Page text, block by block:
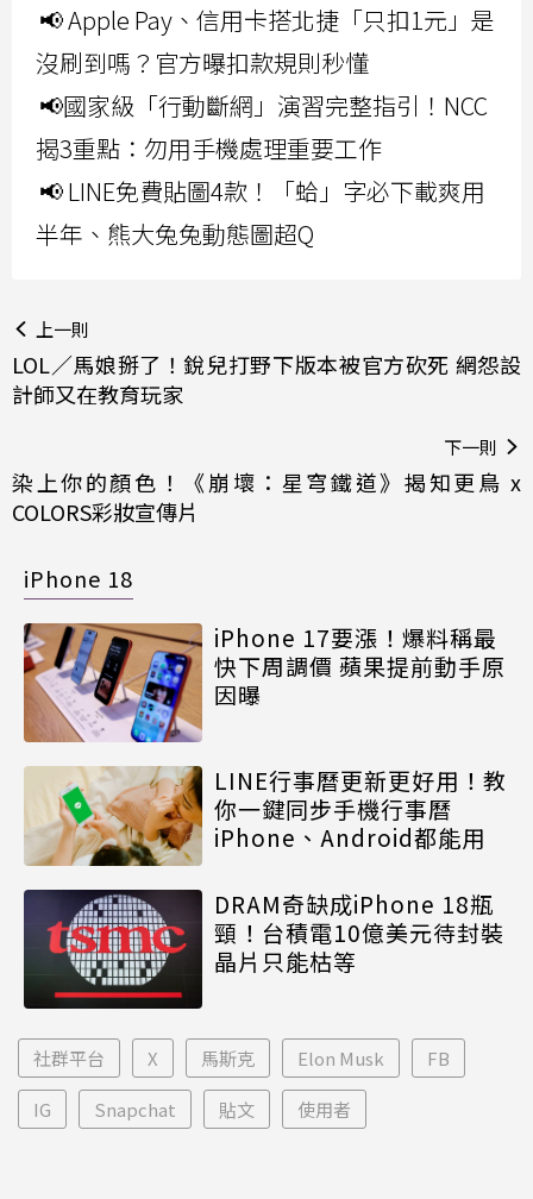
📢 Apple Pay、信用卡搭北捷「只扣1元」是
沒刷到嗎？官方曝扣款規則秒懂
📢國家級「行動斷網」演習完整指引！NCC
揭3重點：勿用手機處理重要工作
📢 LINE免費貼圖4款！「蛤」字必下載爽用
半年、熊大兔兔動態圖超Q
上一則
LOL／馬娘掰了！銳兒打野下版本被官方砍死 網怨設
計師又在教育玩家
下一則
染上你的顏色！《崩壞：星穹鐵道》揭知更鳥 x
COLORS彩妝宣傳片
iPhone 18
iPhone 17要漲！爆料稱最
快下周調價 蘋果提前動手原
因曝
LINE行事曆更新更好用！教
你一鍵同步手機行事曆
iPhone、Android都能用
DRAM奇缺成iPhone 18瓶
頸！台積電10億美元待封裝
晶片只能枯等
社群平台 X 馬斯克 Elon Musk FB
IG Snapchat 貼文 使用者